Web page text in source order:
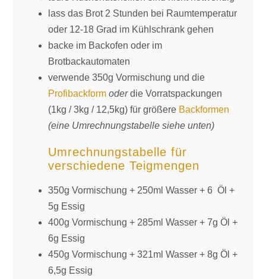
lass das Brot 2 Stunden bei Raumtemperatur
oder 12-18 Grad im Kühlschrank gehen
backe im Backofen oder im
Brotbackautomaten
verwende 350g Vormischung und die
Profibackform oderdie Vorratspackungen
(1kg / 3kg / 12,5kg) für größere Backformen
(eine Umrechnungstabelle siehe unten)
Umrechnungstabelle für
verschiedene Teigmengen
350g Vormischung + 250ml Wasser + 6 Öl +
5g Essig
400g Vormischung + 285ml Wasser + 7g Öl +
6g Essig
450g Vormischung + 321ml Wasser + 8g Öl +
6,5g Essig